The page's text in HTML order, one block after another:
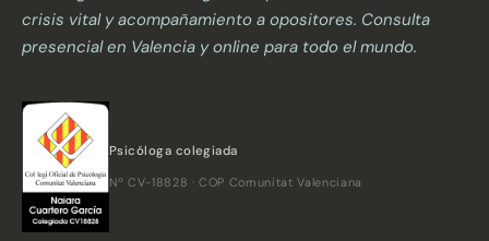
crisis vital y acompañamiento a opositores. Consulta
presencial en Valencia y online para todo el mundo.
Psicóloga colegiada
Nº CV-18828 · COP Comunitat Valenciana